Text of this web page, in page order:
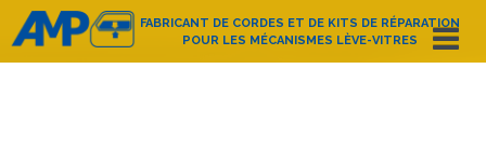
FABRICANT DE CORDES ET DE KITS DE RÉPARATION
POUR LES MÉCANISMES LÈVE-VITRES